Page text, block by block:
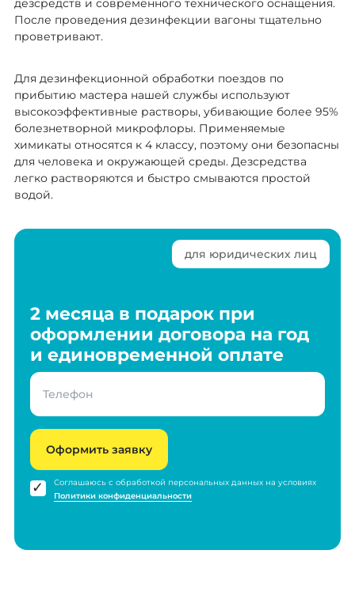
дезсредств и современного технического оснащения.
После проведения дезинфекции вагоны тщательно
проветривают.
Для дезинфекционной обработки поездов по
прибытию мастера нашей службы используют
высокоэффективные растворы, убивающие более 95%
болезнетворной микрофлоры. Применяемые
химикаты относятся к 4 классу, поэтому они безопасны
для человека и окружающей среды. Дезсредства
легко растворяются и быстро смываются простой
водой.
2 месяца в подарок при
оформлении договора на год
и единовременной оплате
Оформить заявку
Соглашаюсь с обработкой персональных данных на условиях
Политики конфиденциальности
для юридических лиц